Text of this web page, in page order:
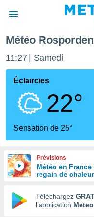
de
en
Météo Rosporden
11:27 Samedi
Éclaircies
22°
Sensation de 25°
Prévisions
Météo en
regain de
Téléchargez
l’application